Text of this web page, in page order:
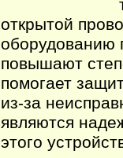
открытой
оборудованию
повышают
помогает
из-за
являются
этого